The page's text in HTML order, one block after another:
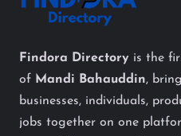
Findora Directory is the
of Mandi Bahauddin,
businesses, individuals,
jobs together on one